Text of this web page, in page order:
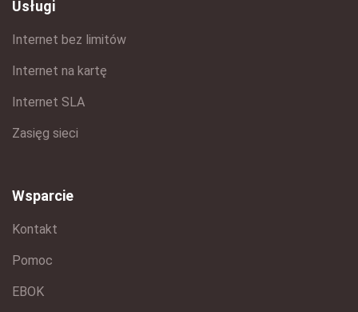
Usługi
Internet bez limitów
Internet na kartę
Internet SLA
Zasięg sieci
Wsparcie
Kontakt
Pomoc
EBOK